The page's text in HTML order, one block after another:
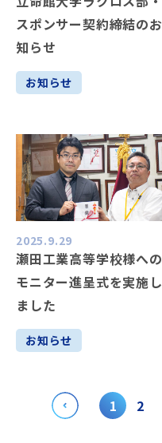
スポンサー契約締結のお
知らせ
お知らせ
2025.9.29
瀬田工業高等学校様への
モニター進呈式を実施し
ました
お知らせ
1 2